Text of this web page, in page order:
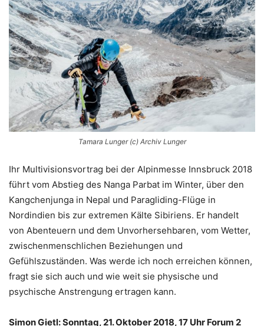
Tamara Lunger (c) Archiv Lunger
Ihr Multivisionsvortrag bei der Alpinmesse Innsbruck 2018
führt vom Abstieg des Nanga Parbat im Winter, über den
Kangchenjunga in Nepal und Paragliding-Flüge in
Nordindien bis zur extremen Kälte Sibiriens. Er handelt
von Abenteuern und dem Unvorhersehbaren, vom Wetter,
zwischenmenschlichen Beziehungen und
Gefühlszuständen. Was werde ich noch erreichen können,
fragt sie sich auch und wie weit sie physische und
psychische Anstrengung ertragen kann.
Simon Gietl: Sonntag, 21. Oktober 2018, 17 Uhr Forum 2